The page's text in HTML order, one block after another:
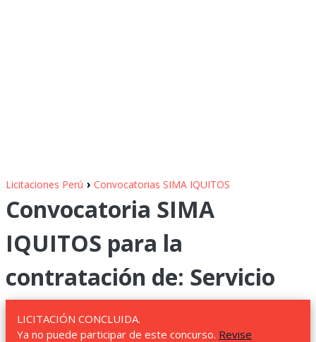
Licitaciones Perú › Convocatorias SIMA IQUITOS
Convocatoria SIMA
IQUITOS para la
contratación de: Servicio
LICITACIÓN CONCLUIDA.
Ya no puede participar de este concurso. Revise